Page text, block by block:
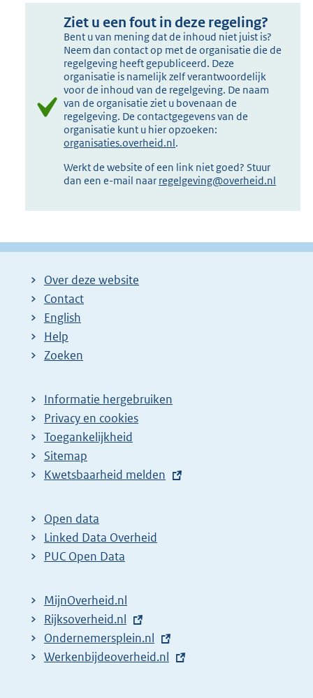
Ziet u een fout in deze regeling?
Bent u van mening dat de inhoud niet juist is?
Neem dan contact op met de organisatie die de
regelgeving heeft gepubliceerd. Deze
organisatie is namelijk zelf verantwoordelijk
voor de inhoud van de regelgeving. De naam
van de organisatie ziet u bovenaan de
regelgeving. De contactgegevens van de
organisatie kunt u hier opzoeken:
organisaties.overheid.nl.
Werkt de website of een link niet goed? Stuur
dan een e-mail naar regelgeving@overheid.nl
Over deze website
Contact
English
Help
Zoeken
Informatie hergebruiken
Privacy en cookies
Toegankelijkheid
Sitemap
E
t
e
r
l
i
n
k
Kwetsbaarheid melden
Open data
Linked Data Overheid
PUC Open Data
MijnOverheid.nl
E
x
t
Rijksoverheid.nl
E
x
Ondernemersplein.nl
E
Werkenbijdeoverheid.nl